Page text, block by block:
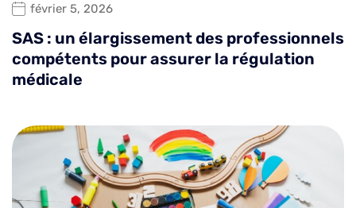
février 5, 2026
SAS : un élargissement des professionnels
compétents pour assurer la régulation
médicale